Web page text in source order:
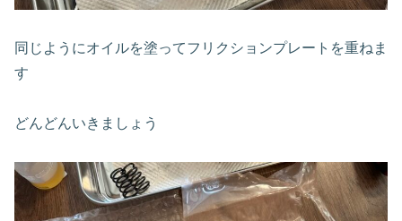
同じようにオイルを塗ってフリクションプレートを重ねま
す
どんどんいきましょう